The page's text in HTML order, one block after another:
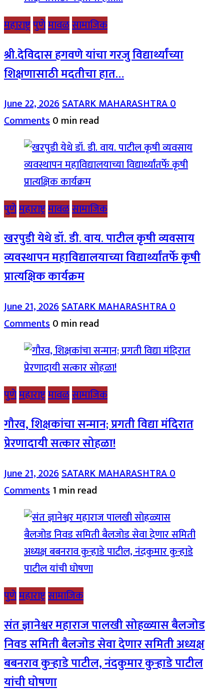
महाराष्ट्रपुणेमावळसामाजिक
श्री.देविदास हगवणे यांचा गरजु विद्यार्थ्यांच्या
शिक्षणासाठी मदतीचा हात…
June 22, 2026SATARK MAHARASHTRA0
Comments0 min read
पुणेमहाराष्ट्रमावळसामाजिक
खरपुडी येथे डॉ. डी. वाय. पाटील कृषी व्यवसाय
व्यवस्थापन महाविद्यालयाच्या विद्यार्थ्यांतर्फे कृषी
प्रात्यक्षिक कार्यक्रम
June 21, 2026SATARK MAHARASHTRA0
Comments0 min read
पुणेमहाराष्ट्रमावळसामाजिक
गौरव, शिक्षकांचा सन्मान; प्रगती विद्या मंदिरात
प्रेरणादायी सत्कार सोहळा!
June 21, 2026SATARK MAHARASHTRA0
Comments1 min read
पुणेमहाराष्ट्रसामाजिक
संत ज्ञानेश्वर महाराज पालखी सोहळ्यास बैलजोड
निवड समिती बैलजोड सेवा देणार समिती अध्यक्ष
बबनराव कुऱ्हाडे पाटील, नंदकुमार कुऱ्हाडे पाटील
यांची घोषणा